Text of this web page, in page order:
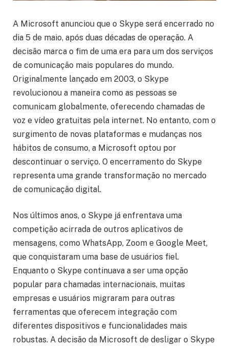
A Microsoft anunciou que o Skype será encerrado no
dia 5 de maio, após duas décadas de operação. A
decisão marca o fim de uma era para um dos serviços
de comunicação mais populares do mundo.
Originalmente lançado em 2003, o Skype
revolucionou a maneira como as pessoas se
comunicam globalmente, oferecendo chamadas de
voz e vídeo gratuitas pela internet. No entanto, com o
surgimento de novas plataformas e mudanças nos
hábitos de consumo, a Microsoft optou por
descontinuar o serviço. O encerramento do Skype
representa uma grande transformação no mercado
de comunicação digital.
Nos últimos anos, o Skype já enfrentava uma
competição acirrada de outros aplicativos de
mensagens, como WhatsApp, Zoom e Google Meet,
que conquistaram uma base de usuários fiel.
Enquanto o Skype continuava a ser uma opção
popular para chamadas internacionais, muitas
empresas e usuários migraram para outras
ferramentas que oferecem integração com
diferentes dispositivos e funcionalidades mais
robustas. A decisão da Microsoft de desligar o Skype